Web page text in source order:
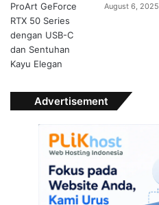
August 6, 2025
Advertisement